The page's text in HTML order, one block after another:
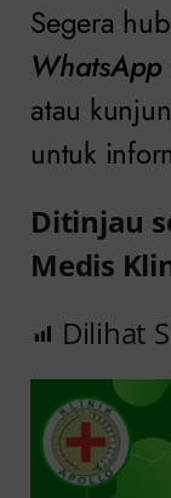
Segera
WhatsApp
atau
untuk
Ditinjau
Medis
Dilihat